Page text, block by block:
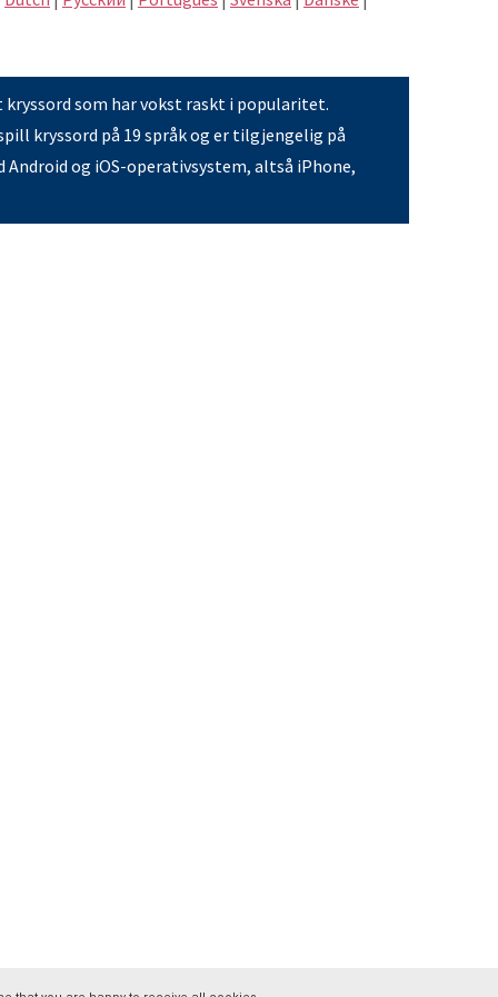
kryssord som har vokst raskt i popularitet.
kryssord på 19 språk og er tilgjengelig på
Android og iOS-operativsystem, altså iPhone,